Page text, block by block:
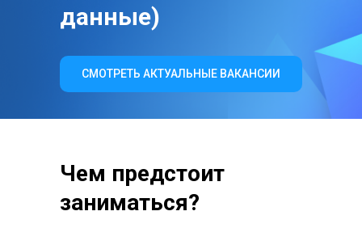
данные)
СМОТРЕТЬ АКТУАЛЬНЫЕ ВАКАНСИИ
Чем предстоит
заниматься?